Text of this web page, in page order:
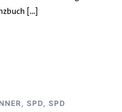
[…]
SPD
SPD